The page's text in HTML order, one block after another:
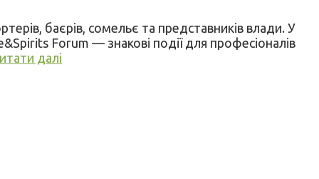
баєрів, сомельє та представників влади. У
Forum — знакові події для професіоналів
далі